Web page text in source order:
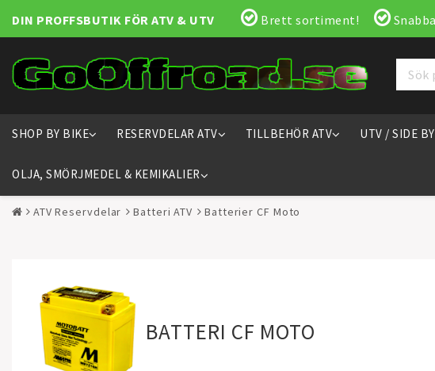
DIN PROFFSBUTIK FÖR ATV & UTV Brett sortiment!
SHOP BY BIKE RESERVDELAR ATV TILLBEHÖR ATV UTV / SIDE
OLJA, SMÖRJMEDEL & KEMIKALIER
ATV Reservdelar Batteri ATV Batterier CF Moto
BATTERI CF MOTO